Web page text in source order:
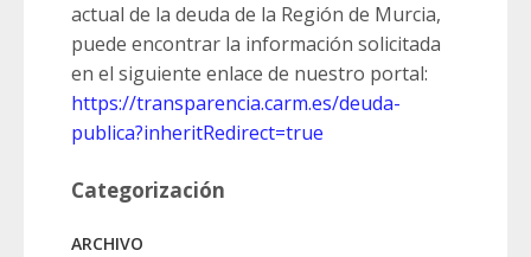
actual de la deuda de la Región de Murcia,
puede encontrar la información solicitada
en el siguiente enlace de nuestro portal:
https://transparencia.carm.es/deuda-
publica?inheritRedirect=true
Categorización
ARCHIVO